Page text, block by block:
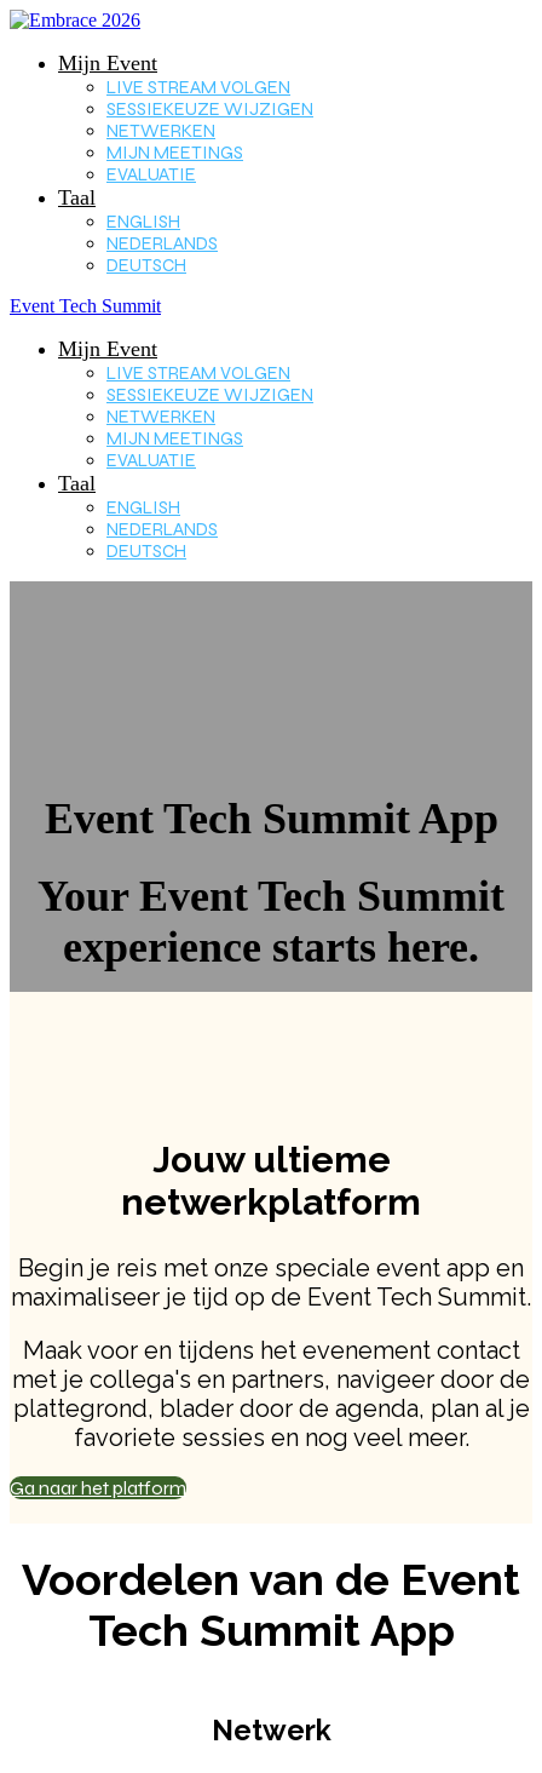
Mijn Event
LIVE STREAM VOLGEN
SESSIEKEUZE WIJZIGEN
NETWERKEN
MIJN MEETINGS
EVALUATIE
Taal
ENGLISH
NEDERLANDS
DEUTSCH
Event Tech Summit
Mijn Event
LIVE STREAM VOLGEN
SESSIEKEUZE WIJZIGEN
NETWERKEN
MIJN MEETINGS
EVALUATIE
Taal
ENGLISH
NEDERLANDS
DEUTSCH
Event Tech Summit App
Your Event Tech Summit
experience starts here.
Jouw ultieme
netwerkplatform
Begin je reis met onze speciale event app en
maximaliseer je tijd op de Event Tech Summit.
Maak voor en tijdens het evenement contact
met je collega's en partners, navigeer door de
plattegrond, blader door de agenda, plan al je
favoriete sessies en nog veel meer.
Ga naar het platform
Voordelen van de Event
Tech Summit App
Netwerk